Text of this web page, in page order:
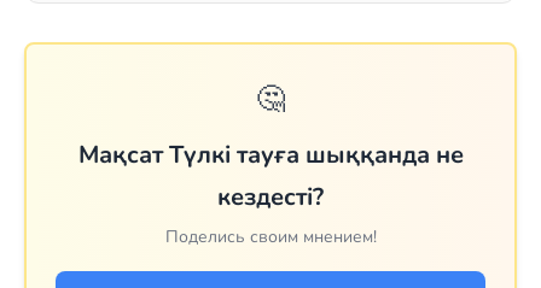
🤔
Мақсат Түлкі тауға шыққанда не
кездесті?
Поделись своим мнением!